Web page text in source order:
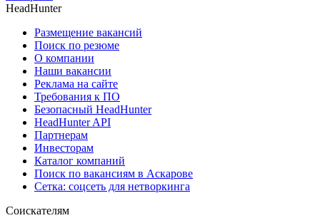
HeadHunter
Размещение вакансий
Поиск по резюме
О компании
Наши вакансии
Реклама на сайте
Требования к ПО
Безопасный HeadHunter
HeadHunter API
Партнерам
Инвесторам
Каталог компаний
Поиск по вакансиям в Аскарове
Сетка: соцсеть для нетворкинга
Соискателям